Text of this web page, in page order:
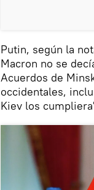
Putin, según la
Macron no se
Acuerdos de
occidentales,
Kiev los